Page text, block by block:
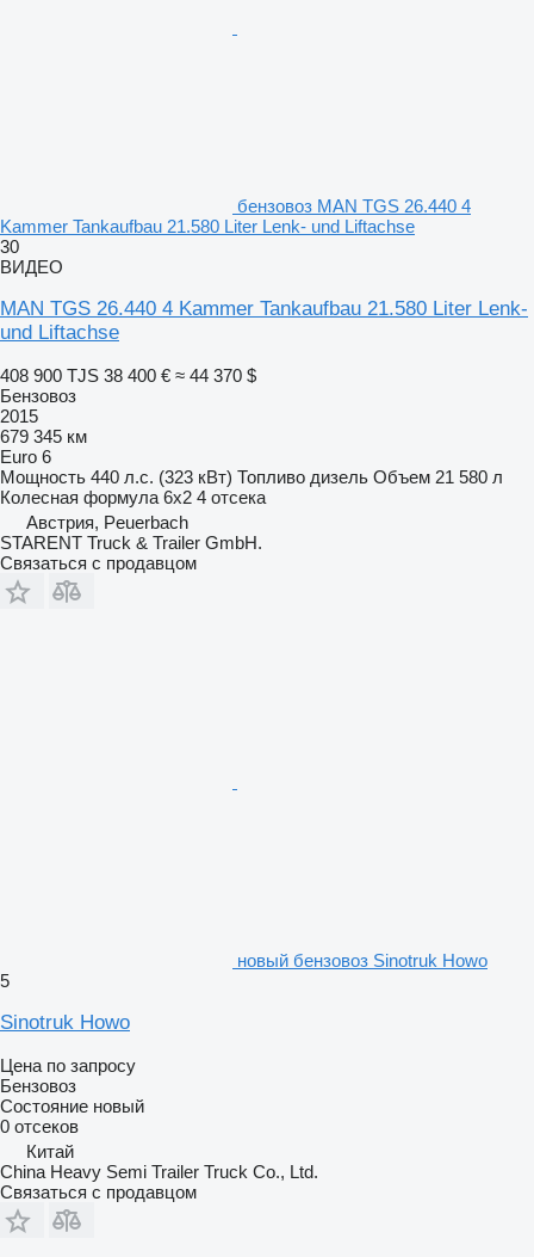
бензовоз MAN TGS 26.440 4
Kammer Tankaufbau 21.580 Liter Lenk- und Liftachse
30
ВИДЕО
MAN TGS 26.440 4 Kammer Tankaufbau 21.580 Liter Lenk-
und Liftachse
408 900 TJS 38 400 € ≈ 44 370 $
Бензовоз
2015
679 345 км
Euro 6
Мощность 440 л.с. (323 кВт) Топливо дизель Объем 21 580 л
Колесная формула 6x2 4 отсека
Австрия, Peuerbach
STARENT Truck & Trailer GmbH.
Связаться с продавцом
новый бензовоз Sinotruk Howo
5
Sinotruk Howo
Цена по запросу
Бензовоз
Состояние новый
0 отсеков
Китай
China Heavy Semi Trailer Truck Co., Ltd.
Связаться с продавцом